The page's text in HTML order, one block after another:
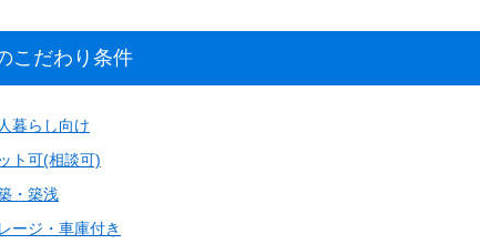
こだわり条件
暮らし向け
ト可(相談可)
・築浅
ージ・車庫付き